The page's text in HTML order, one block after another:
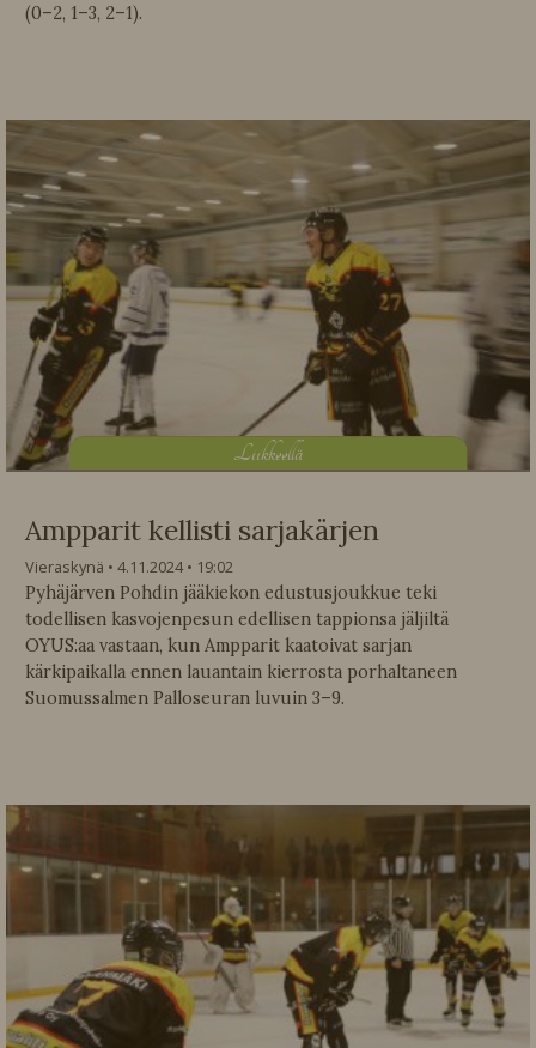
(0–2, 1–3, 2–1).
Liikkeellä
Ampparit kellisti sarjakärjen
Vieraskynä 4.11.2024
19:02
Pyhäjärven Pohdin jääkiekon edustusjoukkue teki
todellisen kasvojenpesun edellisen tappionsa jäljiltä
OYUS:aa vastaan, kun Ampparit kaatoivat sarjan
kärkipaikalla ennen lauantain kierrosta porhaltaneen
Suomussalmen Palloseuran luvuin 3–9.